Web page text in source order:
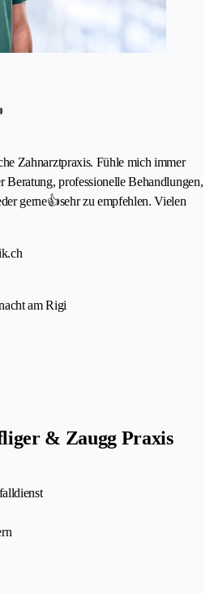
Zahnarztpraxis. Fühle mich immer
Beratung, professionelle Behandlungen,
gerne👍sehr zu empfehlen. Vielen
am Rigi
& Zaugg Praxis